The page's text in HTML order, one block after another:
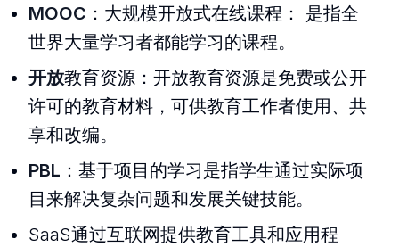
MOOC ：大规模开放式在线课程： 是指全
世界大量学习者都能学习的课程。
开放教育资源：开放教育资源是免费或公开
许可的教育材料，可供教育工作者使用、共
享和改编。
PBL ：基于项目的学习是指学生通过实际项
目来解决复杂问题和发展关键技能。
SaaS通过互联网提供教育工具和应用程